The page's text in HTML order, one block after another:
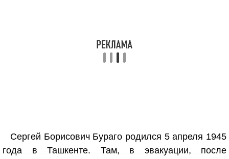
Сергей Борисович Бураго родился 5 апреля 1945
года в Ташкенте. Там, в эвакуации, после